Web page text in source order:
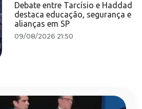
Debate entre Tarcísio e Haddad
destaca educação, segurança e
alianças em SP
09/08/2026 21:50